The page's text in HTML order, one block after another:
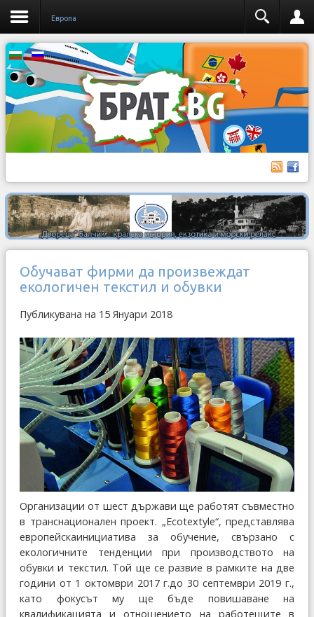
Европа
Обучават фирми да произвеждат
екологичен текстил и обувки
Публикувана на 15 Януари 2018
Организации от шест държави ще работят съвместно
в транснационален проект. „Ecotextyle“, представлява
европейскаинициатива за обучение, свързано с
екологичните тенденции при производството на
обувки и текстил. Той ще се развие в рамките на две
години от 1 октомври 2017 г.до 30 септември 2019 г.,
като фокусът му ще бъдe повишаване на
квалификацията и отношението на работещите в